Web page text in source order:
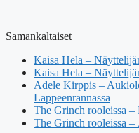
Samankaltaiset
Kaisa Hela –
Kaisa Hela –
Adele Kirppis –
Lappeenrannassa
The Grinch rooleissa
The Grinch rooleissa